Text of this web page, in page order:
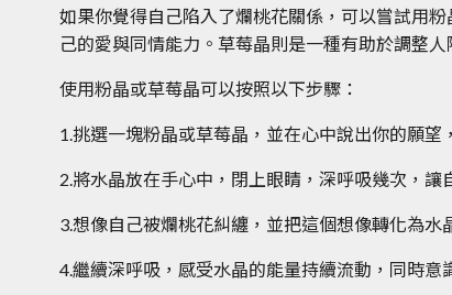
如果你覺得自己陷入了爛桃花關係，可以嘗試用
己的愛與同情能力。草莓晶則是一種有助於調整
使用粉晶或草莓晶可以按照以下步驟：
1.挑選一塊粉晶或草莓晶，並在心中說出你的願望
2.將水晶放在手心中，閉上眼睛，深呼吸幾次，讓
3.想像自己被爛桃花糾纏，並把這個想像轉化為
4.繼續深呼吸，感受水晶的能量持續流動，同時